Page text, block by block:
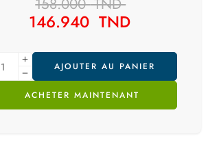
158.000TND
146.940 TND
AJOUTER AU PANIER
ACHETER MAINTENANT